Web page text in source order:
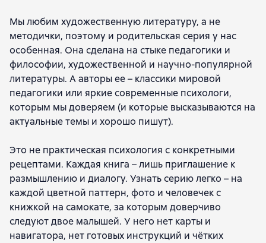
Мы любим художественную литературу, а не
методички, поэтому и родительская серия у нас
особенная. Она сделана на стыке педагогики и
философии, художественной и научно-популярной
литературы. А авторы ее – классики мировой
педагогики или яркие современные психологи,
которым мы доверяем (и которые высказываются на
актуальные темы и хорошо пишут).
Это не практическая психология с конкретными
рецептами. Каждая книга – лишь приглашение к
размышлению и диалогу. Узнать серию легко – на
каждой цветной паттерн, фото и человечек с
книжкой на самокате, за которым доверчиво
следуют двое малышей. У него нет карты и
навигатора, нет готовых инструкций и чётких